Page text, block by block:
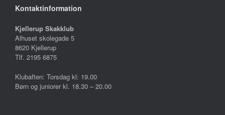
Kontaktinformation
Kjellerup Skakklub
Alhuset skolegade 5
8620 Kjellerup
Tlf. 2195 6875
Klubaften: Torsdag kl: 19.00
Børn og juniorer kl. 18.30 – 20.00